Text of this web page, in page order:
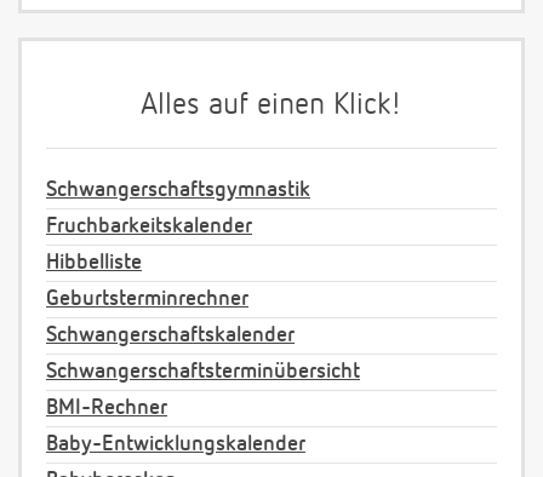
Alles auf einen Klick!
Schwangerschaftsgymnastik
Fruchbarkeitskalender
Hibbelliste
Geburtsterminrechner
Schwangerschaftskalender
Schwangerschaftsterminübersicht
BMI-Rechner
Baby-Entwicklungskalender